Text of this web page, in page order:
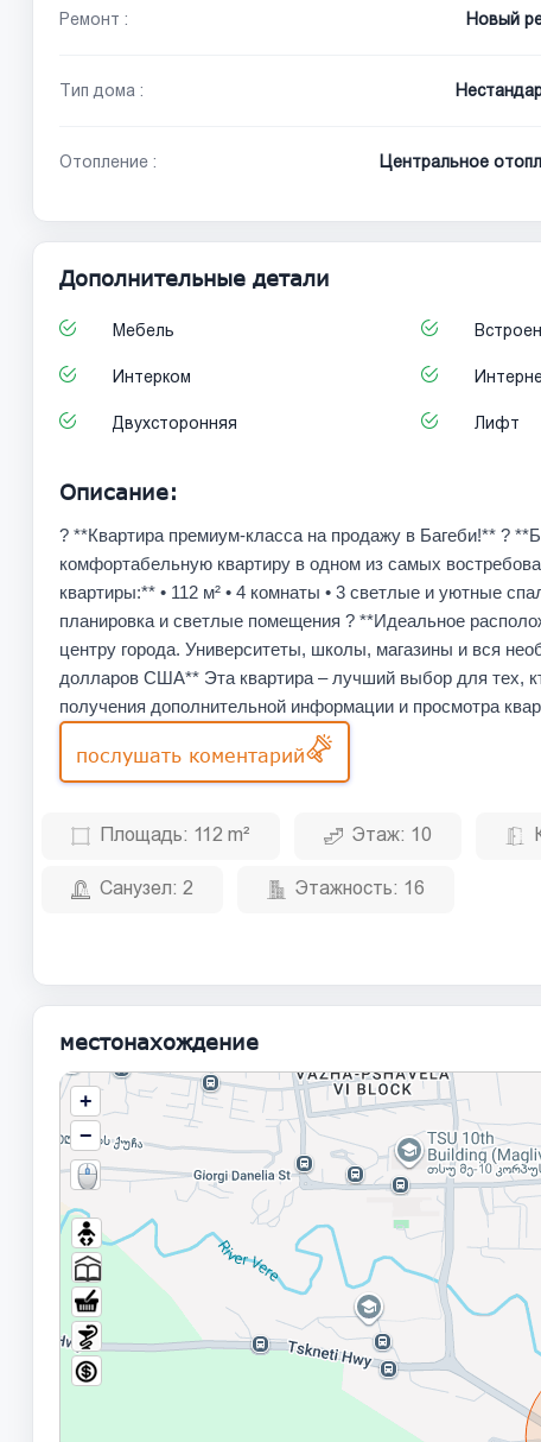
Ремонт : Новый
Тип дома :
Отопление : Центральное
Дополнительные детали
Мебель
Интерком
Двухсторонняя Лифт
Описание:
? **Квартира премиум-класса на продажу в Багеби!** ?
комфортабельную квартиру в одном из самых
квартиры:** • 112 м² • 4 комнаты • 3 светлые и уютные
планировка и светлые помещения ? **Идеальное
центру города. Университеты, школы, магазины и вся
долларов США** Эта квартира – лучший выбор для тех,
получения дополнительной информации и просмотра
послушать коментарий
Площадь: 112 m² Этаж: 10
Санузел: 2 Этажность: 16
местонахождение